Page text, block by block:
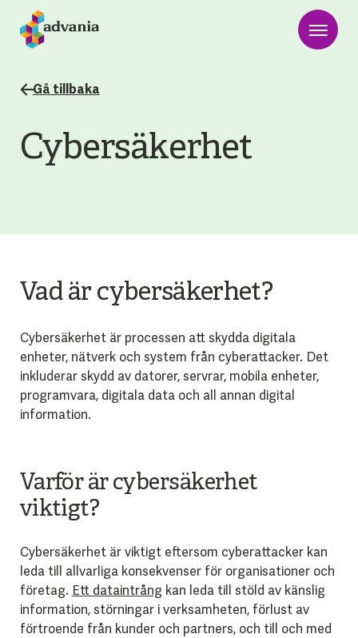
Gå tillbaka
Cybersäkerhet
Vad är cybersäkerhet?
Cybersäkerhet är processen att skydda digitala
enheter, nätverk och system från cyberattacker. Det
inkluderar skydd av datorer, servrar, mobila enheter,
programvara, digitala data och all annan digital
information.
Varför är cybersäkerhet
viktigt?
Cybersäkerhet är viktigt eftersom cyberattacker kan
leda till allvarliga konsekvenser för organisationer och
företag. Ett dataintrång kan leda till stöld av känslig
information, störningar i verksamheten, förlust av
förtroende från kunder och partners, och till och med